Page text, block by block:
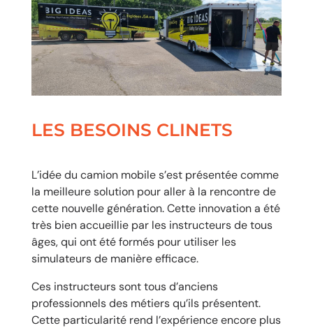
LES BESOINS CLINETS
L’idée du camion mobile s’est présentée comme
la meilleure solution pour aller à la rencontre de
cette nouvelle génération. Cette innovation a été
très bien accueillie par les instructeurs de tous
âges, qui ont été formés pour utiliser les
simulateurs de manière efficace.
Ces instructeurs sont tous d’anciens
professionnels des métiers qu’ils présentent.
Cette particularité rend l’expérience encore plus